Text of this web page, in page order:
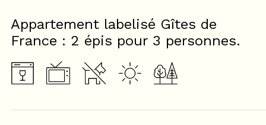
Appartement labelisé Gîtes de
France : 2 épis pour 3 personnes.